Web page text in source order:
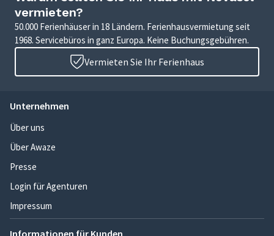
vermieten?
50.000 Ferienhäuser in 18 Ländern. Ferienhausvermietung seit
1968. Servicebüros in ganz Europa. Keine Buchungsgebühren.
Vermieten Sie Ihr Ferienhaus
Unternehmen
Über uns
Über Awaze
Presse
Login für Agenturen
Impressum